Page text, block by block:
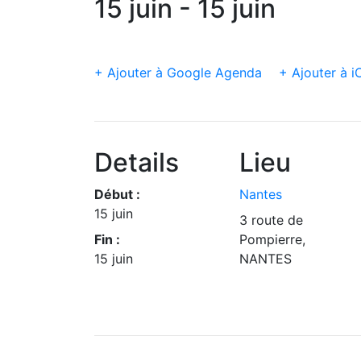
15 juin - 15 juin
+ Ajouter à Google Agenda + Ajouter à
Details
Début :
15 juin
Fin :
15 juin
Lieu
Nantes
3 route de
Pompierre,
NANTES